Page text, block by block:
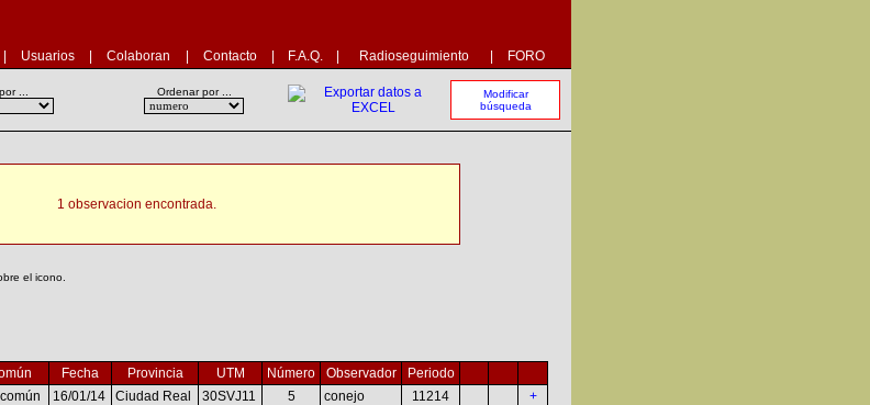
Usuarios Colaboran Contacto F.A.Q. Radioseguimiento FORO
... Ordenar por ...
Modificar
búsqueda
1 observacion encontrada.
el icono.
Fecha Provincia UTM Número Observador
Periodo
16/01/14 Ciudad Real 30SVJ11 5 conejo 11214 +